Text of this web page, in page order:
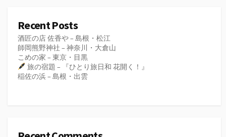
Recent Posts
酒匠の店 佐香や – 島根・松江
師岡熊野神社 – 神奈川・大倉山
こめの家 – 東京・目黒
旅の宿題 – 『ひとり旅日和 花開く！』
稲佐の浜 – 島根・出雲